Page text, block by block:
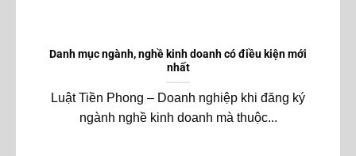
Danh mục ngành, nghề kinh doanh có điều kiện mới
nhất
Luật Tiền Phong – Doanh nghiệp khi đăng ký
ngành nghề kinh doanh mà thuộc...